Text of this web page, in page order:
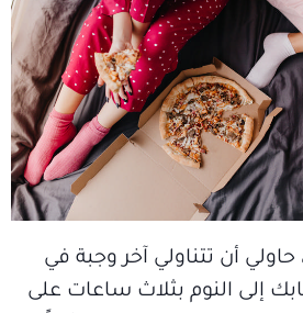
حاولي أن تتناولي آخر وجبة في
إلى النوم بثلاث ساعات على